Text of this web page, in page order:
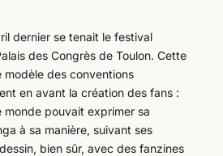
dernier se tenait le festival
des Congrès de Toulon. Cette
modèle des conventions
en avant la création des fans :
monde pouvait exprimer sa
à sa manière, suivant ses
bien sûr, avec des fanzines